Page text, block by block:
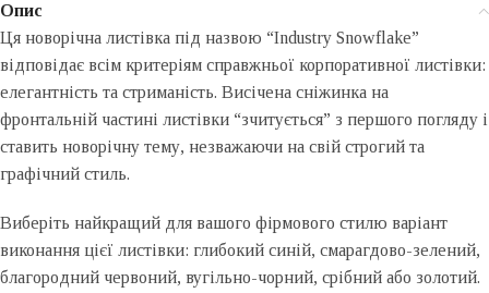
Опис
Ця новорічна листівка під назвою “Industry Snowflake”
відповідає всім критеріям справжньої корпоративної листівки:
елегантність та стриманість. Висічена сніжинка на
фронтальній частині листівки “зчитується” з першого погляду і
ставить новорічну тему, незважаючи на свій строгий та
графічний стиль.
Виберіть найкращий для вашого фірмового стилю варіант
виконання цієї листівки: глибокий синій, смарагдово-зелений,
благородний червоний, вугільно-чорний, срібний або золотий.